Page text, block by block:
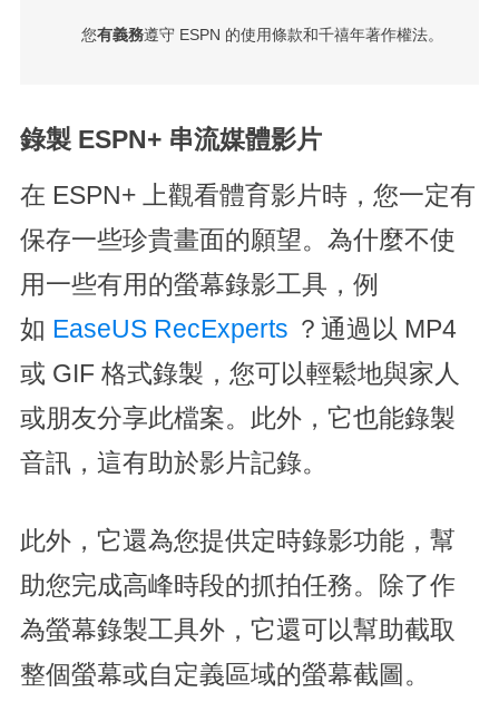
您有義務遵守 ESPN 的使用條款和千禧年著作權法。
錄製 ESPN+ 串流媒體影片
在 ESPN+ 上觀看體育影片時，您一定有
保存一些珍貴畫面的願望。為什麼不使
用一些有用的螢幕錄影工具，例
如 EaseUS RecExperts ？通過以 MP4
或 GIF 格式錄製，您可以輕鬆地與家人
或朋友分享此檔案。此外，它也能錄製
音訊，這有助於影片記錄。
此外，它還為您提供定時錄影功能，幫
助您完成高峰時段的抓拍任務。除了作
為螢幕錄製工具外，它還可以幫助截取
整個螢幕或自定義區域的螢幕截圖。